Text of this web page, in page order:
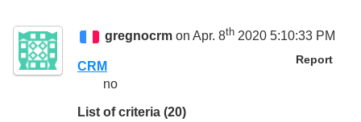
gregnocrm on Apr. 8th 2020 5:10:33 PM
Report
CRM
no
List of criteria (20)